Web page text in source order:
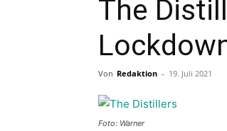
The
Von Redaktion - 19. Juli 2021
Foto: Warner